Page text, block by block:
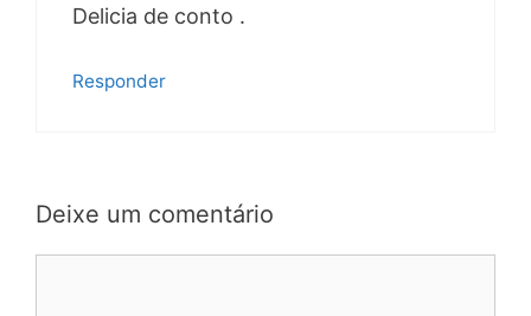
Delicia de conto .
Responder
Deixe um comentário